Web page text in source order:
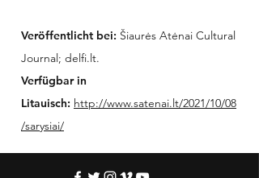
Veröffentlicht bei: Šiaurės Atėnai Cultural
Journal; delfi.lt.
Verfügbar in
Litauisch: http://www.satenai.lt/2021/10/08
/sarysiai/